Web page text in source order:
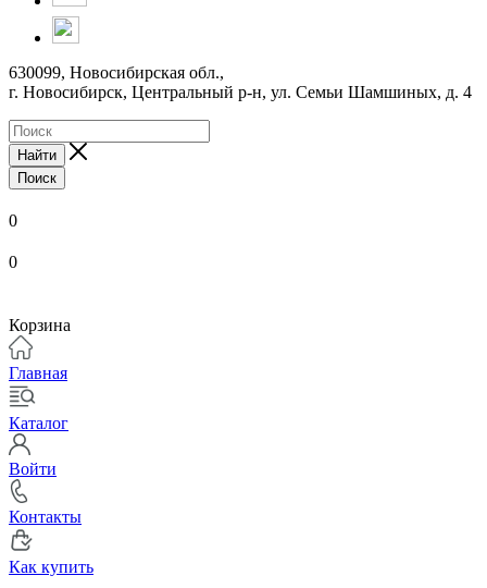
630099, Новосибирская обл.,
г. Новосибирск, Центральный р-н, ул. Семьи Шамшиных, д. 4
Найти
Поиск
0
0
Корзина
Главная
Каталог
Войти
Контакты
Как купить